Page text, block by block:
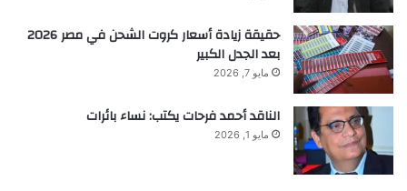
حقيقة زيادة أسعار كروت الشحن في مصر 2026
بعد الجدل الكبير
مايو 7, 2026
الناقد أحمد فرحات يكتب: نساء بائرات
مايو 1, 2026